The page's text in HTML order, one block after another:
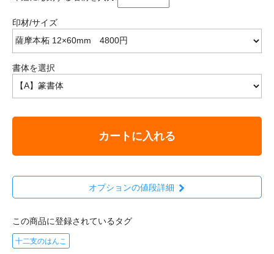
印材/サイズ
書体を選択
カートに入れる
オプションの値段詳細
この商品に登録されているタグ
十二支のはんこ